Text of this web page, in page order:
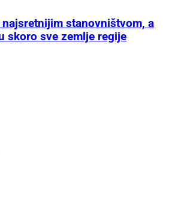
najsretnijim stanovništvom, a
skoro sve zemlje regije